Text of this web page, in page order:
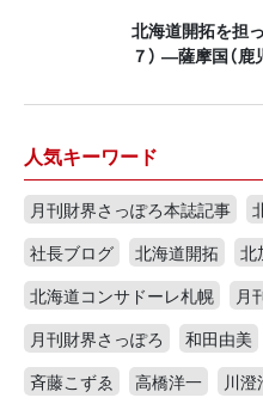
北海道開拓を担
７） ―薩摩国（
人気キーワード
月刊財界さっぽろ本誌記事
社長ブログ
北海道開拓
北
北海道コンサドーレ札幌
月
月刊財界さっぽろ
和田由美
斉藤こずゑ
高橋洋一 川澄